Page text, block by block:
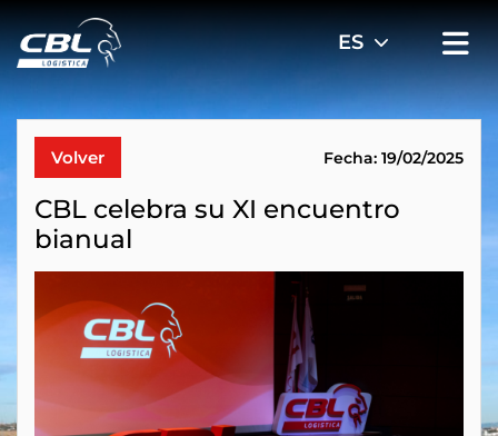
Volver Fecha: 19/02/2025
CBL celebra su XI encuentro
bianual